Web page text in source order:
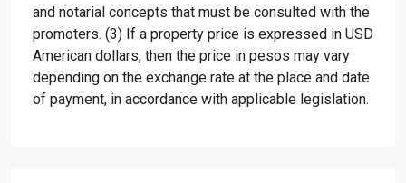
and notarial concepts that must be consulted with the
promoters. (3) If a property price is expressed in USD
American dollars, then the price in pesos may vary
depending on the exchange rate at the place and date
of payment, in accordance with applicable legislation.